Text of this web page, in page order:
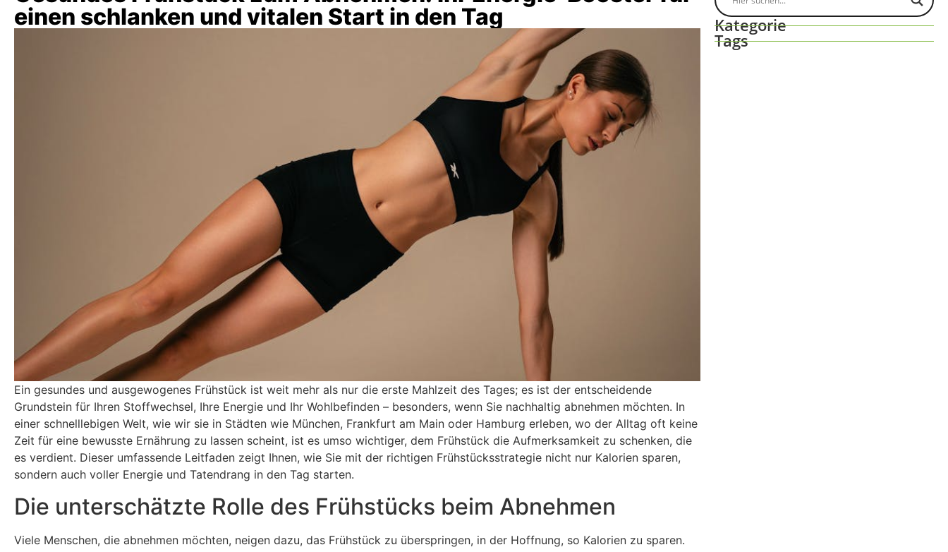
einen schlanken und vitalen Start in den Tag
Ein gesundes und ausgewogenes Frühstück ist weit mehr als nur die erste Mahlzeit des Tages; es ist der entscheidende
Grundstein für Ihren Stoffwechsel, Ihre Energie und Ihr Wohlbefinden – besonders, wenn Sie nachhaltig abnehmen möchten. In
einer schnelllebigen Welt, wie wir sie in Städten wie München, Frankfurt am Main oder Hamburg erleben, wo der Alltag oft keine
Zeit für eine bewusste Ernährung zu lassen scheint, ist es umso wichtiger, dem Frühstück die Aufmerksamkeit zu schenken, die
es verdient. Dieser umfassende Leitfaden zeigt Ihnen, wie Sie mit der richtigen Frühstücksstrategie nicht nur Kalorien sparen,
sondern auch voller Energie und Tatendrang in den Tag starten.
Die unterschätzte Rolle des Frühstücks beim Abnehmen
Viele Menschen, die abnehmen möchten, neigen dazu, das Frühstück zu überspringen, in der Hoffnung, so Kalorien zu sparen.
Kategorie
Tags